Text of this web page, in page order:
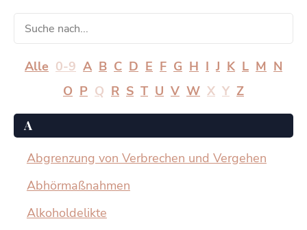
Alle 0-9 A B C D E F G H I J K L M N
O P Q R S T U V W X Y Z
A
Abgrenzung von Verbrechen und Vergehen
Abhörmaßnahmen
Alkoholdelikte